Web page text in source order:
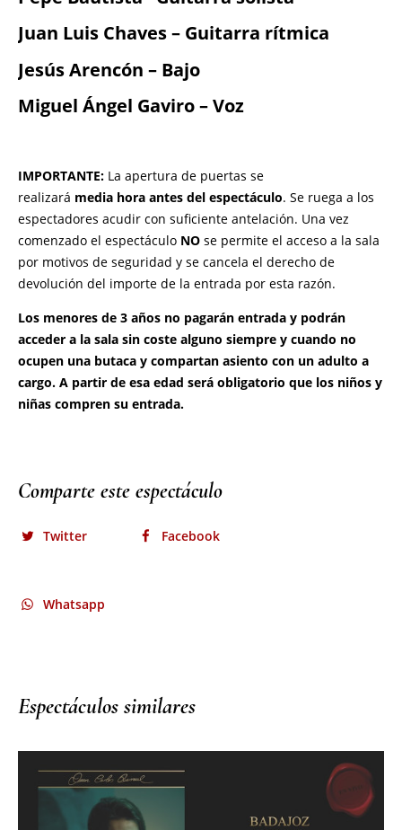
Comparte este espectáculo
Twitter Facebook
Whatsapp
Espectáculos similares